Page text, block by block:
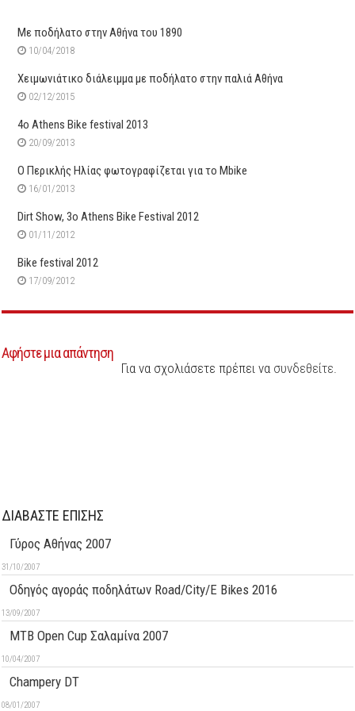
Mε ποδήλατο στην Αθήνα του 1890
10/04/2018
Χειμωνιάτικο διάλειμμα με ποδήλατο στην παλιά Αθήνα
02/12/2015
4o Athens Bike festival 2013
20/09/2013
Ο Περικλής Ηλίας φωτογραφίζεται για το Mbike
16/01/2013
Dirt Show, 3o Athens Bike Festival 2012
01/11/2012
Bike festival 2012
17/09/2012
Αφήστε μια απάντηση
Για να σχολιάσετε πρέπει να συνδεθείτε
ΔΙΑΒΑΣΤΕ ΕΠΙΣΗΣ
Γύρος Αθήνας 2007
31/10/2007
Oδηγός αγοράς ποδηλάτων Road/City/E Bikes 2016
13/09/2007
ΜΤΒ Open Cup Σαλαμίνα 2007
10/04/2007
Champery DT
08/01/2007